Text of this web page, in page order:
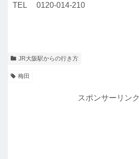
TEL 0120-014-210
JR大阪駅からの行き方
梅田
スポンサーリンク